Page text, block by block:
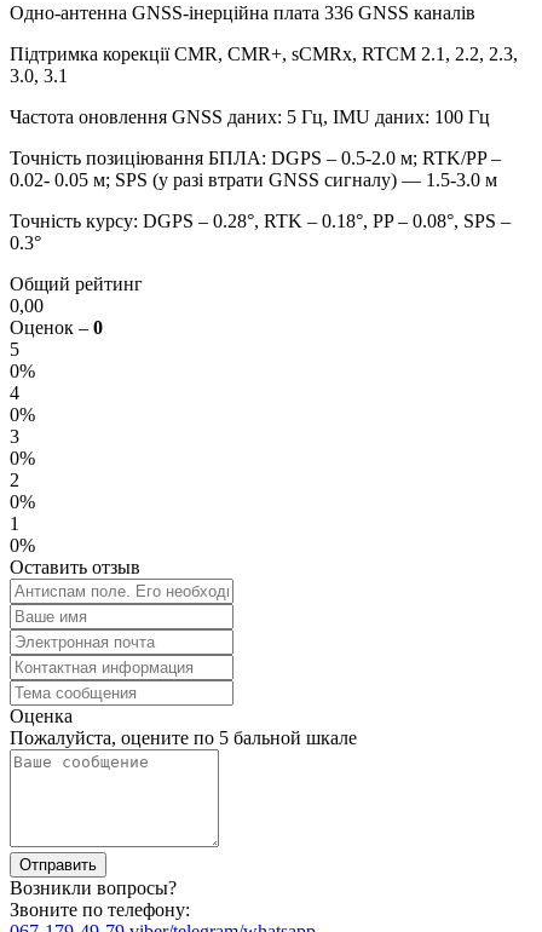
Одно-антенна GNSS-інерційна плата 336 GNSS каналів
Підтримка корекції CMR, CMR+, sCMRx, RTCM 2.1, 2.2, 2.3,
3.0, 3.1
Частота оновлення GNSS даних: 5 Гц, IMU даних: 100 Гц
Точність позиціювання БПЛА: DGPS – 0.5-2.0 м; RTK/PP –
0.02- 0.05 м; SPS (у разі втрати GNSS сигналу) — 1.5-3.0 м
Точність курсу: DGPS – 0.28°, RTK – 0.18°, PP – 0.08°, SPS –
0.3°
Общий рейтинг
0,00
Оценок – 0
5
0%
4
0%
3
0%
2
0%
1
0%
Оставить отзыв
Оценка
Пожалуйста, оцените по 5 бальной шкале
Возникли вопросы?
Звоните по телефону: